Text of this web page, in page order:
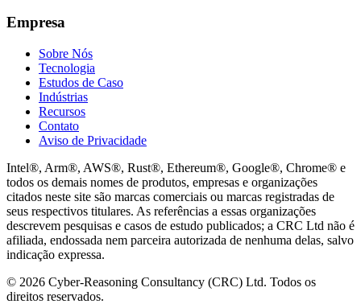
Empresa
Sobre Nós
Tecnologia
Estudos de Caso
Indústrias
Recursos
Contato
Aviso de Privacidade
Intel®, Arm®, AWS®, Rust®, Ethereum®, Google®, Chrome® e
todos os demais nomes de produtos, empresas e organizações
citados neste site são marcas comerciais ou marcas registradas de
seus respectivos titulares. As referências a essas organizações
descrevem pesquisas e casos de estudo publicados; a CRC Ltd não é
afiliada, endossada nem parceira autorizada de nenhuma delas, salvo
indicação expressa.
© 2026 Cyber-Reasoning Consultancy (CRC) Ltd. Todos os
direitos reservados.